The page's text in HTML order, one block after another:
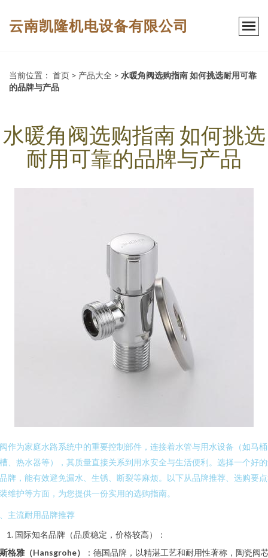
云南凯隆机电设备有限公司
当前位置： 首页 > 产品大全 > 水暖角阀选购指南 如何挑选耐用可靠
的品牌与产品
水暖角阀选购指南 如何挑选
耐用可靠的品牌与产品
作为家庭水路系统中的重要控制部件，连接着水管与用水设备（如马
、热水器等），其质量直接关系到用水安全与生活便利。选择一个好
牌，能有效避免漏水、生锈、断裂等麻烦。以下从品牌推荐、选购要
维护等方面，为您提供一份实用的选购指南。
主流耐用品牌推荐
国际知名品牌（品质稳定，价格较高）：
格雅（Hansgrohe）
：德国品牌，以精湛工艺和耐用性著称，陶瓷阀